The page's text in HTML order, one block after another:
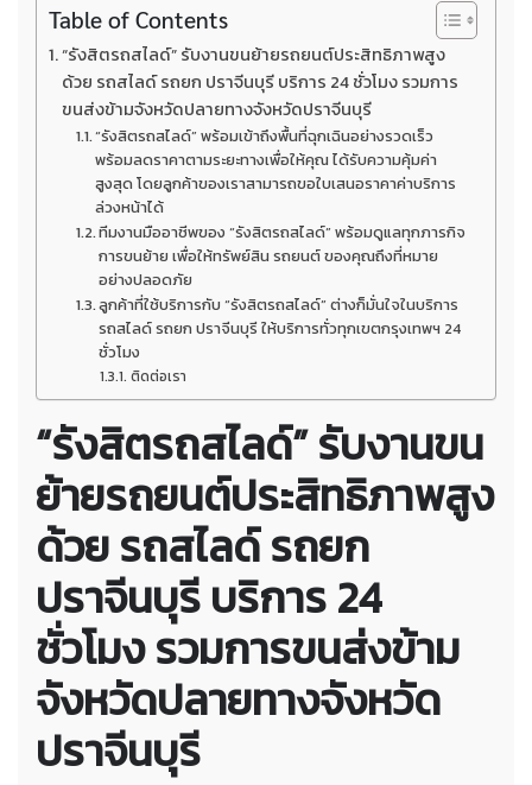
Table of Contents
“รังสิตรถสไลด์” รับงานขนย้ายรถยนต์ประสิทธิภาพสูง
ด้วย รถสไลด์ รถยก ปราจีนบุรี บริการ 24 ชั่วโมง รวมการ
ขนส่งข้ามจังหวัดปลายทางจังหวัดปราจีนบุรี
“รังสิตรถสไลด์” พร้อมเข้าถึงพื้นที่ฉุกเฉินอย่างรวดเร็ว
พร้อมลดราคาตามระยะทางเพื่อให้คุณ ได้รับความคุ้มค่า
สูงสุด โดยลูกค้าของเราสามารถขอใบเสนอราคาค่าบริการ
ล่วงหน้าได้
ทีมงานมืออาชีพของ “รังสิตรถสไลด์” พร้อมดูแลทุกภารกิจ
การขนย้าย เพื่อให้ทรัพย์สิน รถยนต์ ของคุณถึงที่หมาย
อย่างปลอดภัย
ลูกค้าที่ใช้บริการกับ “รังสิตรถสไลด์” ต่างก็มั่นใจในบริการ
รถสไลด์ รถยก ปราจีนบุรี ให้บริการทั่วทุกเขตกรุงเทพฯ 24
ชั่วโมง
ติดต่อเรา
“รังสิตรถสไลด์” รับงานขน
ย้ายรถยนต์ประสิทธิภาพสูง
ด้วย รถสไลด์ รถยก
ปราจีนบุรี บริการ 24
ชั่วโมง รวมการขนส่งข้าม
จังหวัดปลายทางจังหวัด
ปราจีนบุรี